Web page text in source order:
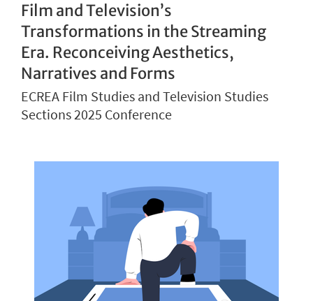
Film and Television’s
Transformations in the Streaming
Era. Reconceiving Aesthetics,
Narratives and Forms
ECREA Film Studies and Television Studies
Sections 2025 Conference